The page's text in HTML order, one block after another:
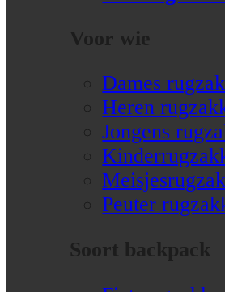
Voor wie
Dames
Heren
Jongens
Peuter
Soort backpack